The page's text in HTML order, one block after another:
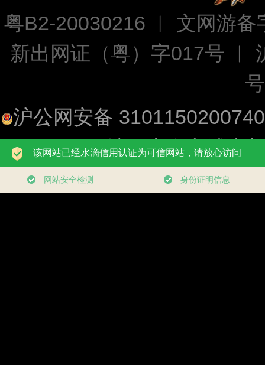
粤B2-20030216 ︱ 文网游
新出网证（粤）字017号 ︱
沪公网安备
址：上海市浦东